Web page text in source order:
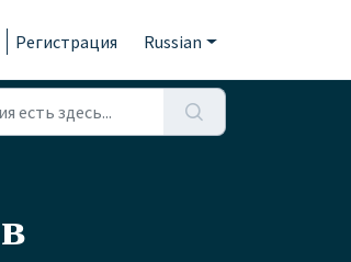
Регистрация Russian